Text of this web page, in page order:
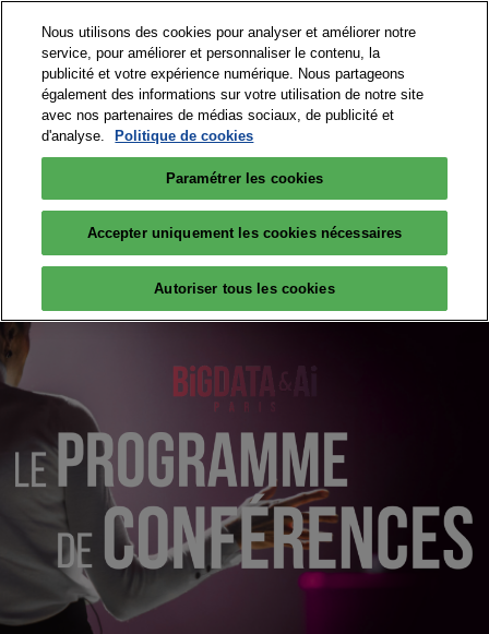
contenu
15 et 16 septembre 2026
Paris Expo Porte de Versailles
PARTICIPER
Nous utilisons des cookies pour analyser et améliorer notre
service, pour améliorer et personnaliser le contenu, la
publicité et votre expérience numérique. Nous partageons
également des informations sur votre utilisation de notre site
avec nos partenaires de médias sociaux, de publicité et
d'analyse.
Politique de cookies
Paramétrer les cookies
Accepter uniquement les cookies nécessaires
Autoriser tous les cookies